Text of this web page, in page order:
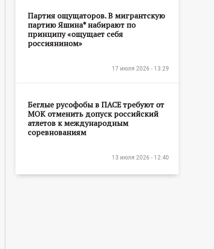
Партия ощущаторов. В мигрантскую
партию Яшина* набирают по
принципу «ощущает себя
россиянином»
17 июля 2026 - 13:29
Беглые русофобы в ПАСЕ требуют от
МОК отменить допуск российский
атлетов к международным
соревнованиям
13 июля 2026 - 12:40